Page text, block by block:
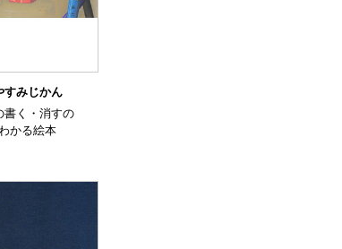
すみじかん
書く・消すの
かる絵本